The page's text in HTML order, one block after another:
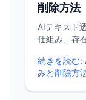
削除方法
AIテキスト
仕組み、存
ド。
続きを読む:
みと削除方